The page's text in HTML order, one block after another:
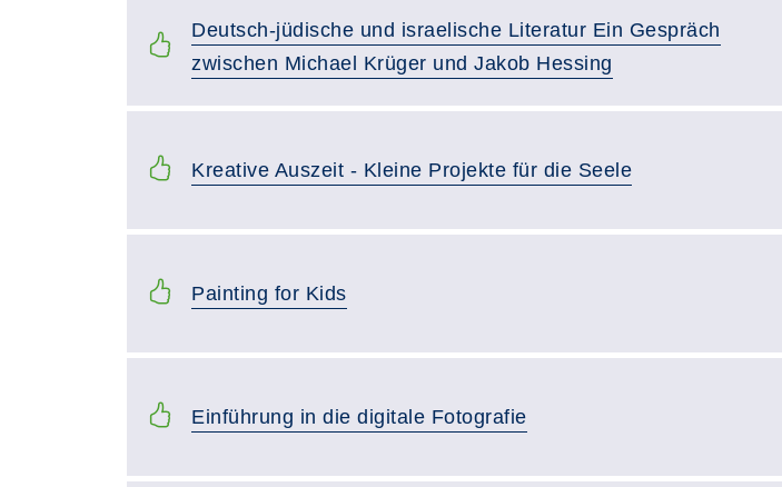
Deutsch-jüdische und israelische Literatur Ein Gespräch
zwischen Michael Krüger und Jakob Hessing
Kreative Auszeit - Kleine Projekte für die Seele
Painting for Kids
Einführung in die digitale Fotografie